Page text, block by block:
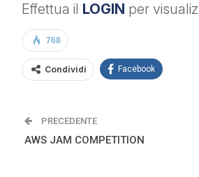
Effettua il LOGIN per
768
Condividi Facebook
PRECEDENTE
AWS JAM COMPETITION